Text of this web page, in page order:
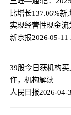
比增长137.06%新,
实现经营性现金流
新京报2026-05-11
39股今日获机构买
作，机构解读
人民日报2026-04-